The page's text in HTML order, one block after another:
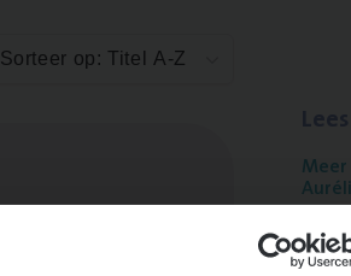
Sorteer op: Titel A-Z
Meer